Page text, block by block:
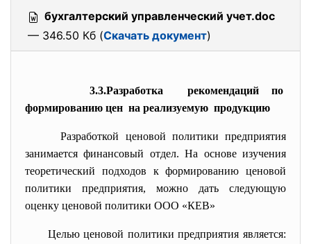
бухгалтерский управленческий учет.doc
— 346.50 Кб (Скачать документ)
3.3.Разработка рекомендаций по
формированию цен на реализуемую продукцию
Разработкой ценовой политики предприятия
занимается финансовый отдел. На основе изучения
теоретический подходов к формированию ценовой
политики предприятия, можно дать следующую
оценку ценовой политики ООО «КЕВ»
Целью ценовой политики предприятия является: